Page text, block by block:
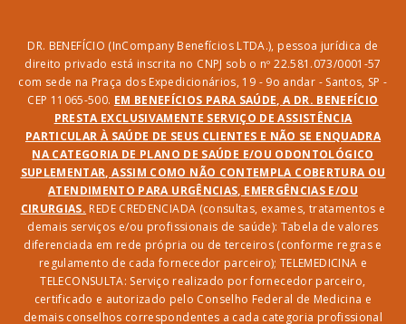
DR. BENEFÍCIO (InCompany Benefícios LTDA.), pessoa jurídica de
direito privado está inscrita no CNPJ sob o nº 22.581.073/0001-57
com sede na Praça dos Expedicionários, 19 - 9o andar - Santos, SP -
CEP 11065-500. EM BENEFÍCIOS PARA SAÚDE, A DR. BENEFÍCIO
PRESTA EXCLUSIVAMENTE SERVIÇO DE ASSISTÊNCIA
PARTICULAR À SAÚDE DE SEUS CLIENTES E NÃO SE ENQUADRA
NA CATEGORIA DE PLANO DE SAÚDE E/OU ODONTOLÓGICO
SUPLEMENTAR, ASSIM COMO NÃO CONTEMPLA COBERTURA OU
ATENDIMENTO PARA URGÊNCIAS, EMERGÊNCIAS E/OU
CIRURGIAS. REDE CREDENCIADA (consultas, exames, tratamentos e
demais serviços e/ou profissionais de saúde): Tabela de valores
diferenciada em rede própria ou de terceiros (conforme regras e
regulamento de cada fornecedor parceiro); TELEMEDICINA e
TELECONSULTA: Serviço realizado por fornecedor parceiro,
certificado e autorizado pelo Conselho Federal de Medicina e
demais conselhos correspondentes a cada categoria profissional